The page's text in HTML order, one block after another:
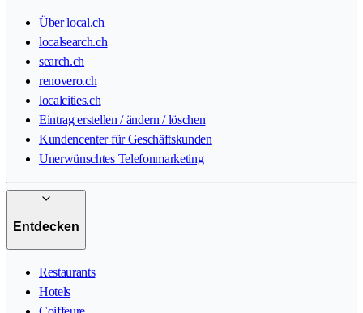
Über local.ch
localsearch.ch
search.ch
renovero.ch
localcities.ch
Eintrag erstellen / ändern / löschen
Kundencenter für Geschäftskunden
Unerwünschtes Telefonmarketing
Entdecken
Restaurants
Hotels